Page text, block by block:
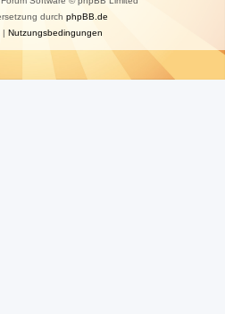
durch phpBB.de
| Nutzungsbedingungen